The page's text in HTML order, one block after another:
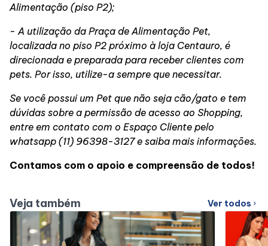
Alimentação (piso P2);
- A utilização da Praça de Alimentação Pet,
localizada no piso P2 próximo à loja Centauro, é
direcionada e preparada para receber clientes com
pets. Por isso, utilize-a sempre que necessitar.
Se você possui um Pet que não seja cão/gato e tem
dúvidas sobre a permissão de acesso ao Shopping,
entre em contato com o Espaço Cliente pelo
whatsapp (11) 96398-3127 e saiba mais informações.
Contamos com o apoio e compreensão de todos!
Veja também Ver todos chevron_right